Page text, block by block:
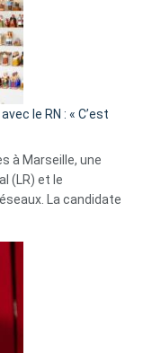
Algérie
le RN : « C’est
à Marseille, une
(LR) et le
La candidate
Vassal
d’alliance